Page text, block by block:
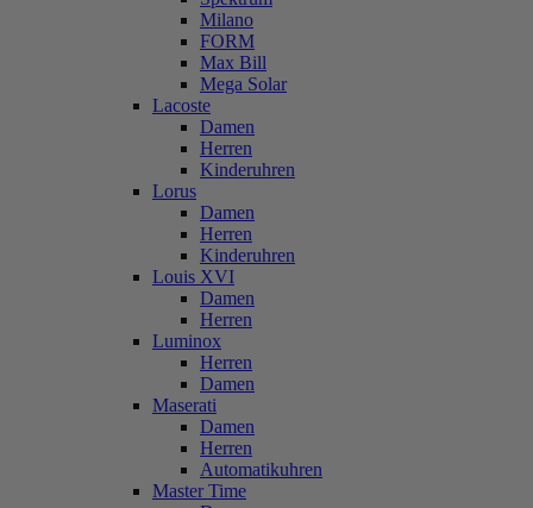
Milano
FORM
Max Bill
Mega Solar
Lacoste
Damen
Herren
Kinderuhren
Lorus
Damen
Herren
Kinderuhren
Louis XVI
Damen
Herren
Luminox
Herren
Damen
Maserati
Damen
Herren
Automatikuhren
Master Time